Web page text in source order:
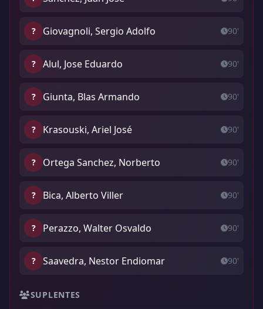
? Giovagnoli, Sergio Adolfo 90'
? Alul, Jose Eduardo 90'
? Giunta, Blas Armando 90'
? Krasouski, Ariel José 90'
? Ortega Sanchez, Norberto 90'
? Bica, Alberto Viller 90'
? Perazzo, Walter Osvaldo 90'
? Saavedra, Nestor Endiomar 90'
SUPLENTES